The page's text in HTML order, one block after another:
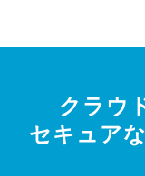
クラウ
セキュア